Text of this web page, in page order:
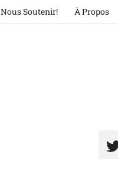
Nous Soutenir! À Propos